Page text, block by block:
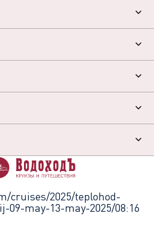
cruises/2025/teplohod-
09-may-13-may-2025/08:16